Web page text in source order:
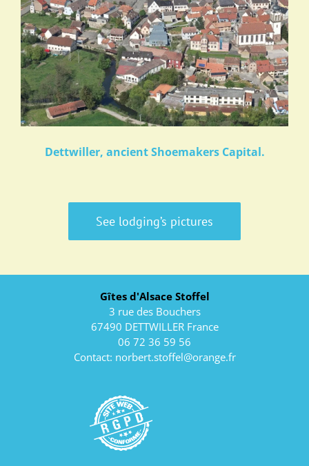
Dettwiller, ancient Shoemakers Capital.
See lodging’s pictures
Gîtes d'Alsace Stoffel
3 rue des Bouchers
67490 DETTWILLER France
06 72 36 59 56
Contact: norbert.stoffel@orange.fr